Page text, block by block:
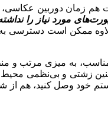
هم زمان دوربین
مورد نیاز را
ممکن است دسترسی
به میزی مرتب و
زشتی و بی‌نظمی
سیستم خود وصل کنید،